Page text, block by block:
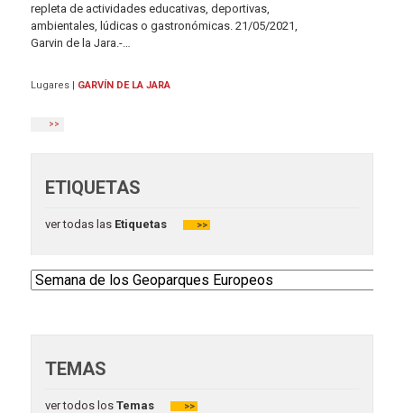
repleta de actividades educativas, deportivas,
ambientales, lúdicas o gastronómicas. 21/05/2021,
Garvin de la Jara.-…
Lugares GARVÍN DE LA JARA
>>
ETIQUETAS
ver todas las Etiquetas >>
TEMAS
ver todos losTemas >>